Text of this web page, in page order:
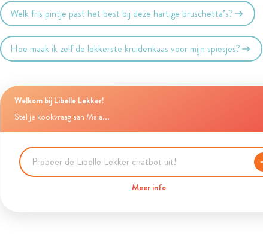
Welk fris pintje past het best bij deze hartige bruschetta’s?
Hoe maak ik zelf de lekkerste kruidenkaas voor mijn spiesjes?
Welkom bij Libelle Lekker!
Stel je kookvraag aan Maia...
Meer info